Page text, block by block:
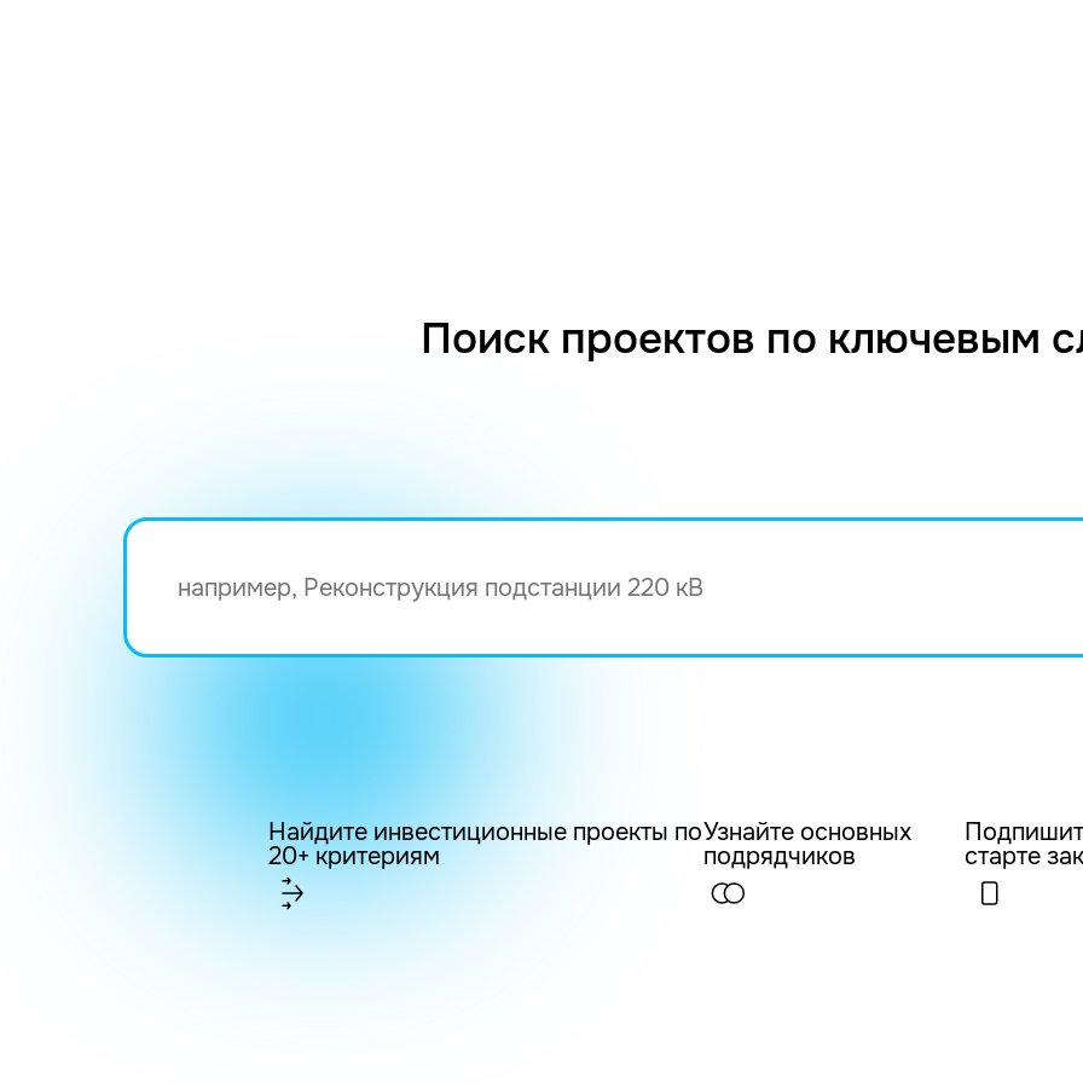
Поиск проектов по ключевым
Найдите инвестиционные проекты по
20+ критериям
Узнайте основных
подрядчиков
старте